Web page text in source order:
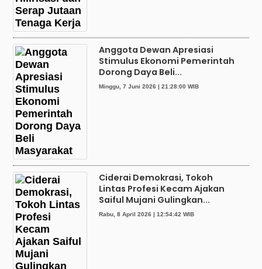
Anggota Dewan Apresiasi
Stimulus Ekonomi Pemerintah
Dorong Daya Beli...
Minggu, 7 Juni 2026 | 21:28:00 WIB
Ciderai Demokrasi, Tokoh
Lintas Profesi Kecam Ajakan
Saiful Mujani Gulingkan...
Rabu, 8 April 2026 | 12:54:42 WIB